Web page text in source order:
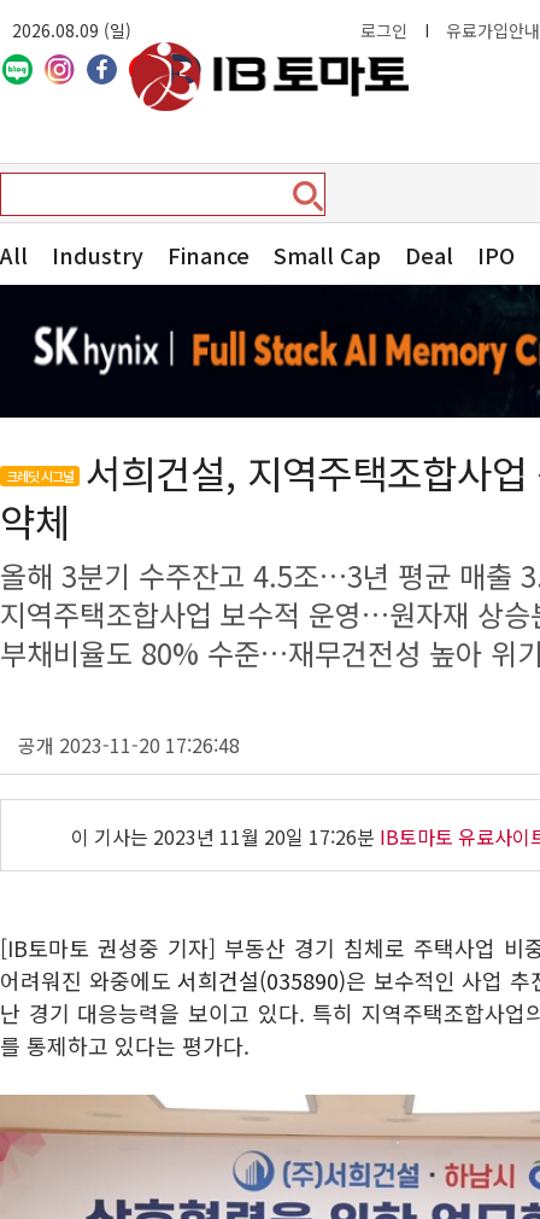
2026.08.09 (일) 로그인 I 유료가입안내
All Industry Finance Small Cap Deal IPO
크레딧 시그널
서희건설, 지역주택조합사
약체
올해 3분기 수주잔고 4.5조…3년 평균 매출
지역주택조합사업 보수적 운영…원자재 상승
부채비율도 80% 수준…재무건전성 높아 위
공개 2023-11-20 17:26:48
이 기사는 2023년 11월 20일 17:26분 IB토마토 유료사이
[IB토마토 권성중 기자] 부동산 경기 침체로 주택사업 비
어려워진 와중에도 서희건설(035890)은 보수적인 사업 추
난 경기 대응능력을 보이고 있다. 특히 지역주택조합사업
를 통제하고 있다는 평가다.